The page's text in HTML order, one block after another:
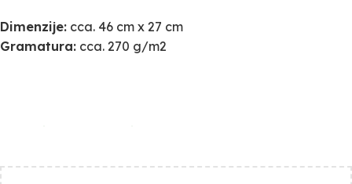
Dimenzije: cca. 46 cm x 27 cm
Gramatura: cca. 270 g/m2